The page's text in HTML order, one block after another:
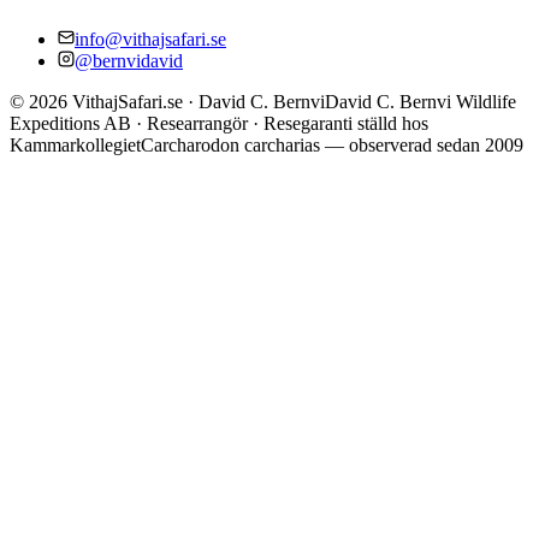
info@vithajsafari.se
@bernvidavid
© 2026 VithajSafari.se · David C. BernviDavid C. Bernvi Wildlife
Expeditions AB · Researrangör · Resegaranti ställd hos
KammarkollegietCarcharodon carcharias — observerad sedan 2009